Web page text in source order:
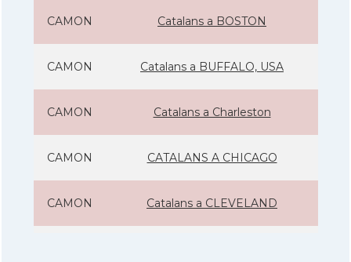
CAMON Catalans a BOSTON
CAMON Catalans a BUFFALO, USA
CAMON Catalans a Charleston
CAMON CATALANS A CHICAGO
CAMON Catalans a CLEVELAND